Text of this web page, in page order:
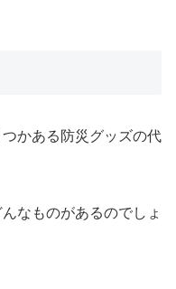
かある防災グッズの代
なものがあるのでしょ